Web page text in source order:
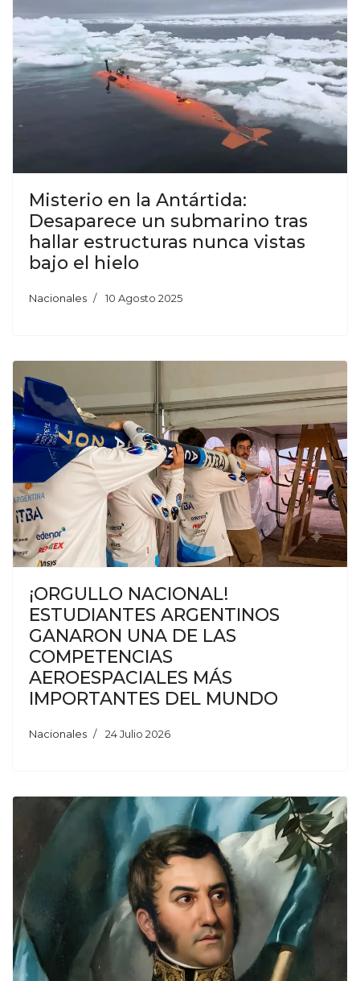
Misterio en la Antártida:
Desaparece un submarino tras
hallar estructuras nunca vistas
bajo el hielo
Nacionales 10 Agosto 2025
¡ORGULLO NACIONAL!
ESTUDIANTES ARGENTINOS
GANARON UNA DE LAS
COMPETENCIAS
AEROESPACIALES MÁS
IMPORTANTES DEL MUNDO
Nacionales 24 Julio 2026